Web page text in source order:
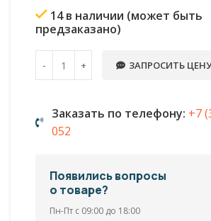
14 в наличии (может быть
предзаказано)
ЗАПРОСИТЬ ЦЕНУ
Заказать по телефону: +7
052
Появились вопросы
о товаре?
Пн-Пт с 09:00 до 18:00